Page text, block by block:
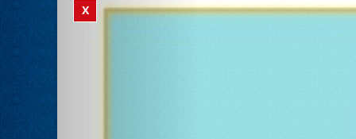
Close banner
X